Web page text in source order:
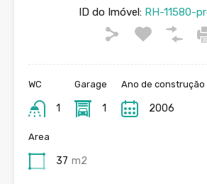
ID do Imóvel: RH-11580-
WC
1
Garage
1
Ano de construção
2006
Area
37 m2